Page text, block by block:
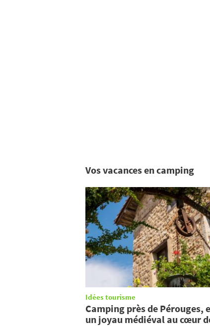
Vos vacances en camping
Idées tourisme
Camping près de Pérouges,
un joyau médiéval au cœur